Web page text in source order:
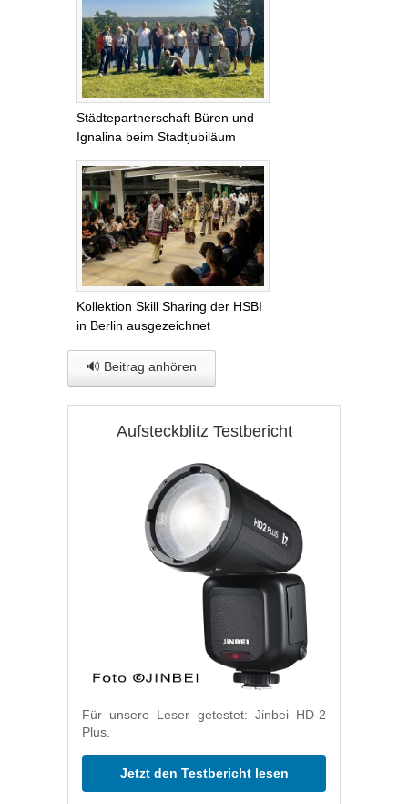
Städtepartnerschaft Büren und
Ignalina beim Stadtjubiläum
Kollektion Skill Sharing der HSBI
in Berlin ausgezeichnet
🔊 Beitrag anhören
Aufsteckblitz Testbericht
Für unsere Leser getestet: Jinbei HD-2
Plus.
Jetzt den Testbericht lesen